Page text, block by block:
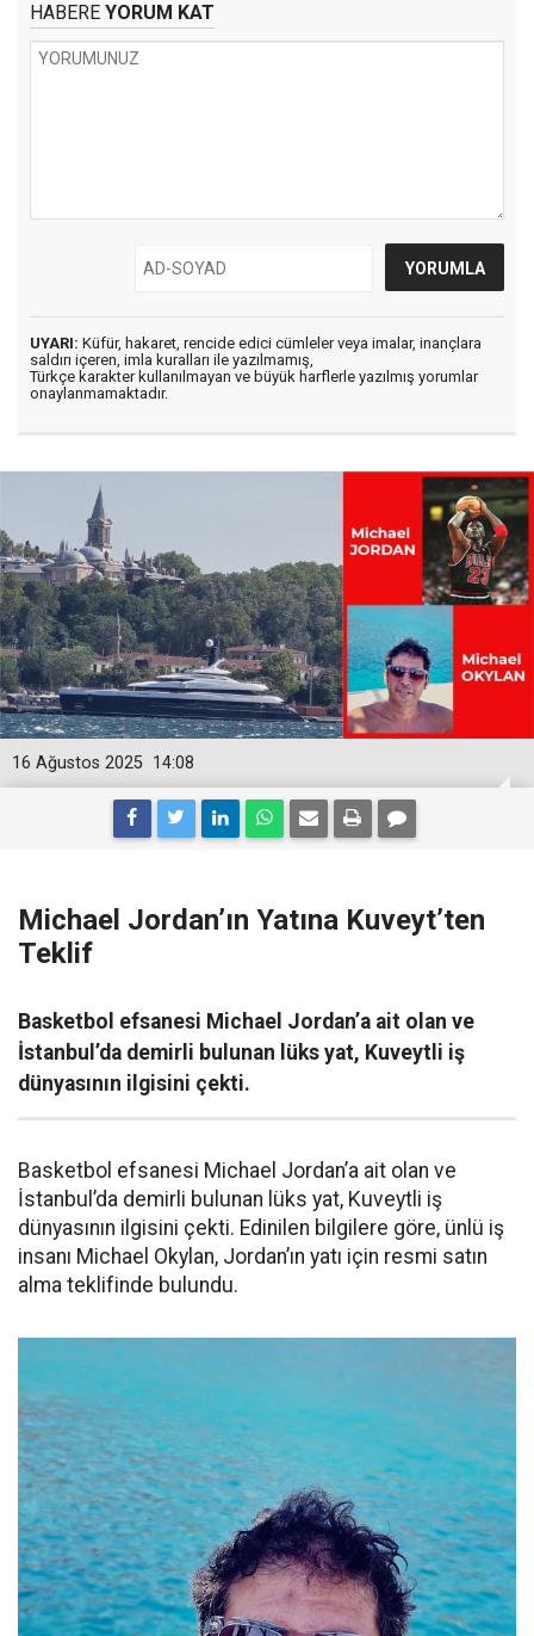
HABERE YORUM KAT
UYARI: Küfür, hakaret, rencide edici cümleler veya imalar, inançlara
saldırı içeren, imla kuralları ile yazılmamış,
Türkçe karakter kullanılmayan ve büyük harflerle yazılmış yorumlar
onaylanmamaktadır.
14:08
16 Ağustos 2025
Michael Jordan’ın Yatına Kuveyt’ten
Teklif
Basketbol efsanesi Michael Jordan’a ait olan ve
İstanbul’da demirli bulunan lüks yat, Kuveytli iş
dünyasının ilgisini çekti.
Basketbol efsanesi Michael Jordan’a ait olan ve
İstanbul’da demirli bulunan lüks yat, Kuveytli iş
dünyasının ilgisini çekti. Edinilen bilgilere göre, ünlü iş
insanı Michael Okylan, Jordan’ın yatı için resmi satın
alma teklifinde bulundu.